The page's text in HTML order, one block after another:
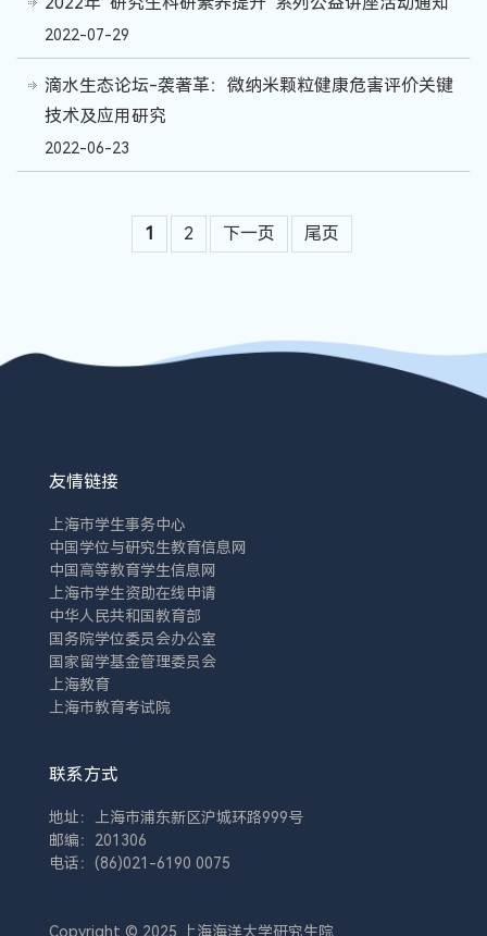
2022-07-29
滴水生态论坛-袭著革：微纳米颗粒健康危害评价关键
技术及应用研究
2022-06-23
1 2 下一页 尾页
友情链接
上海市学生事务中心
中国学位与研究生教育信息网
中国高等教育学生信息网
上海市学生资助在线申请
中华人民共和国教育部
国务院学位委员会办公室
国家留学基金管理委员会
上海教育
上海市教育考试院
联系方式
地址：上海市浦东新区沪城环路999号
邮编：201306
电话：(86)021-6190 0075
Copyright © 2025 上海海洋大学研究生院